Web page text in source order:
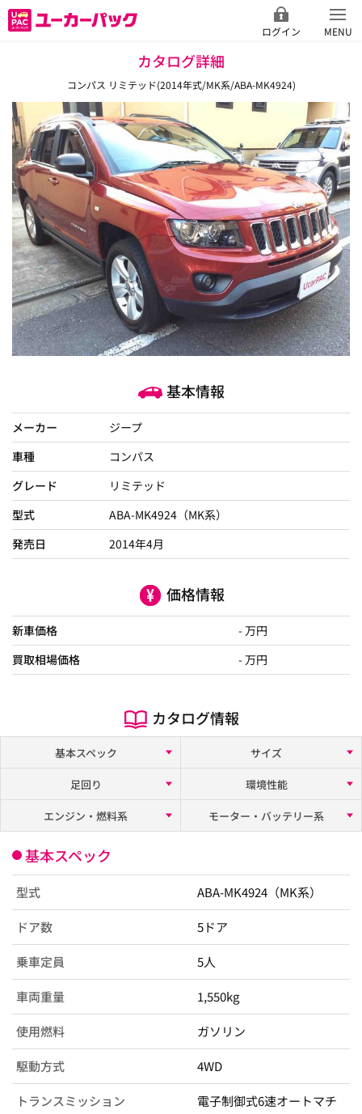
ログイン MENU
カタログ詳細
コンパス リミテッド(2014年式/MK系/ABA-MK4924)
基本情報
メーカー
ジープ
車種
コンパス
グレード
リミテッド
型式
ABA-MK4924（MK系）
発売日
2014年4月
価格情報
新車価格
- 万円
買取相場価格
- 万円
カタログ情報
基本スペック
サイズ
足回り
環境性能
エンジン・燃料系
モーター・バッテリー系
基本スペック
型式 ABA-MK4924（MK系）
ドア数 5ドア
乗車定員 5人
車両重量 1,550kg
使用燃料 ガソリン
駆動方式 4WD
トランスミッション
電子制御式6速オートマチ